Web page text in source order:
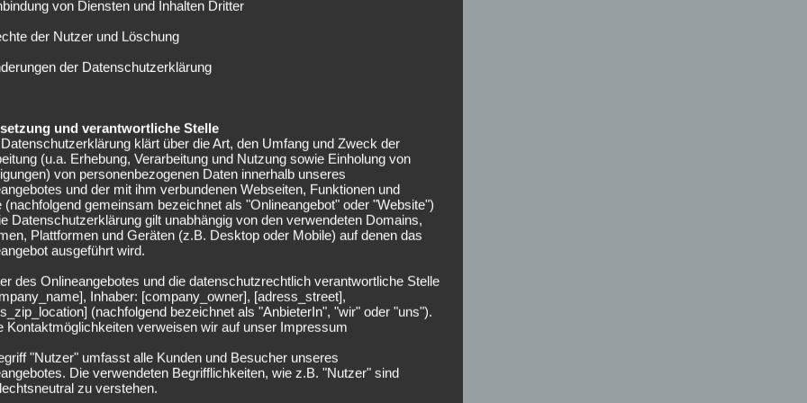
… der Euch Kunden nicht getroffen hat.“
Proteste
Traditionstag am „Bölle“ aus. Dieses Form des Protests
aufmerksam zu machen. Was vor allem daran liegt,
Bundeliga sind. Bei anderen Vereinen wäre diese Art des
in der
Kürzel wie der Geldgeber zu haben. Es handelt sich um
wurde das altehrwürdige Zentralstadion in Red-Bull-
Alleinstellungsmerkmal mehr ist.
Vorstand vertreten. Allerdings, wird anders als bei
von Diensten und Inhalten Dritter
der Nutzer und Löschung
der Datenschutzerklärung
und verantwortliche Stelle
klärt über die Art, den Umfang und Zweck der
(u.a. Erhebung, Verarbeitung und Nutzung sowie Einholung von
von personenbezogenen Daten innerhalb unseres
und der mit ihm verbundenen Webseiten, Funktionen und
(nachfolgend gemeinsam bezeichnet als "Onlineangebot" oder "Website")
Datenschutzerklärung gilt unabhängig von den verwendeten Domains,
Plattformen und Geräten (z.B. Desktop oder Mobile) auf denen das
ausgeführt wird.
des Onlineangebotes und die datenschutzrechtlich verantwortliche Stelle
Inhaber: [company_owner], [adress_street],
(nachfolgend bezeichnet als "AnbieterIn", "wir" oder "uns").
Kontaktmöglichkeiten verweisen wir auf unser Impressum
"Nutzer" umfasst alle Kunden und Besucher unseres
Die verwendeten Begrifflichkeiten, wie z.B. "Nutzer" sind
zu verstehen.